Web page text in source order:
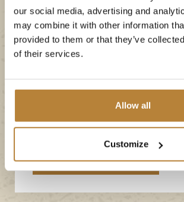
our social media, advertising and
may combine it with other information
provided to them or that they’ve
of their services.
Allow all
Customize
Genießen Sie erholsame Momente in
unserer Schwimmbäder und unserem
Sandstrand. Außerdem warten auf
Stunden an unserem Fischteich und
Wolventuin. Für unsere kleinen
zudem diverse Spielmöglichkeiten,
Spielplatz sowie ein Pumptrack und
Unsere Einrichtungen